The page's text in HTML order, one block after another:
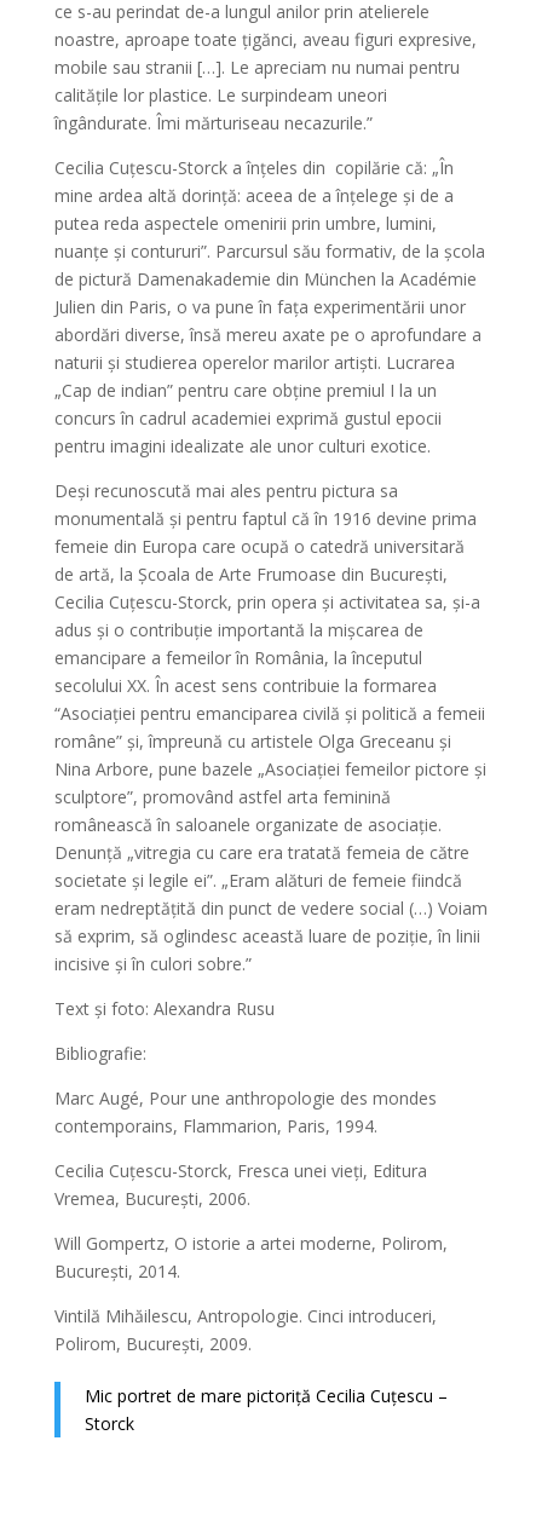
ce s-au perindat de-a lungul anilor prin atelierele
noastre, aproape toate țigănci, aveau figuri expresive,
mobile sau stranii […]. Le apreciam nu numai pentru
calitățile lor plastice. Le surpindeam uneori
îngândurate. Îmi mărturiseau necazurile.”
Cecilia Cuțescu-Storck a înțeles din copilărie că: „În
mine ardea altă dorință: aceea de a înțelege și de a
putea reda aspectele omenirii prin umbre, lumini,
nuanțe și contururi”. Parcursul său formativ, de la școla
de pictură Damenakademie din München la Académie
Julien din Paris, o va pune în fața experimentării unor
abordări diverse, însă mereu axate pe o aprofundare a
naturii și studierea operelor marilor artiști. Lucrarea
„Cap de indian” pentru care obține premiul I la un
concurs în cadrul academiei exprimă gustul epocii
pentru imagini idealizate ale unor culturi exotice.
Deși recunoscută mai ales pentru pictura sa
monumentală și pentru faptul că în 1916 devine prima
femeie din Europa care ocupă o catedră universitară
de artă, la Școala de Arte Frumoase din București,
Cecilia Cuțescu-Storck, prin opera și activitatea sa, și-a
adus și o contribuție importantă la mișcarea de
emancipare a femeilor în România, la începutul
secolului XX. În acest sens contribuie la formarea
“Asociației pentru emanciparea civilă și politică a femeii
române” și, împreună cu artistele Olga Greceanu şi
Nina Arbore, pune bazele „Asociaţiei femeilor pictore şi
sculptore”, promovând astfel arta feminină
românească în saloanele organizate de asociație.
Denunță „vitregia cu care era tratată femeia de către
societate și legile ei”. „Eram alături de femeie fiindcă
eram nedreptățită din punct de vedere social (…) Voiam
să exprim, să oglindesc această luare de poziție, în linii
incisive și în culori sobre.”
Text și foto: Alexandra Rusu
Bibliografie:
Marc Augé, Pour une anthropologie des mondes
contemporains, Flammarion, Paris, 1994.
Cecilia Cuțescu-Storck, Fresca unei vieți, Editura
Vremea, București, 2006.
Will Gompertz, O istorie a artei moderne, Polirom,
București, 2014.
Vintilă Mihăilescu, Antropologie. Cinci introduceri,
Polirom, București, 2009.
Mic portret de mare pictoriță Cecilia Cuțescu –
Storck